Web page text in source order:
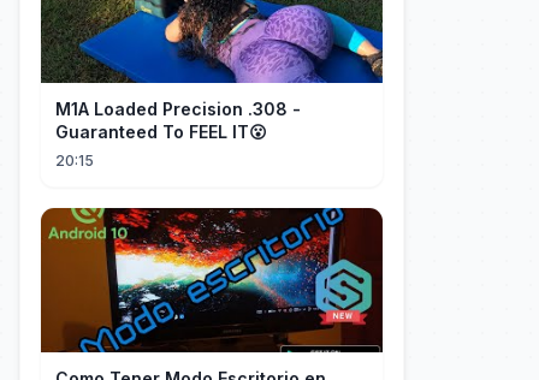
M1A Loaded Precision .308 -
Guaranteed To FEEL IT😮
20:15